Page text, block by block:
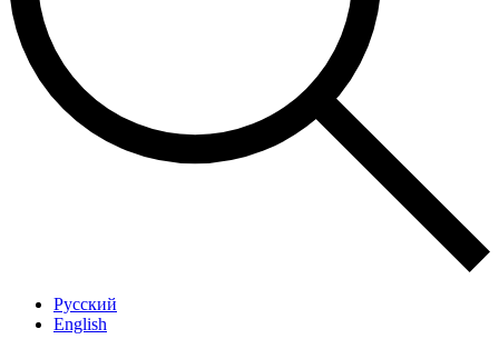
Русский
English